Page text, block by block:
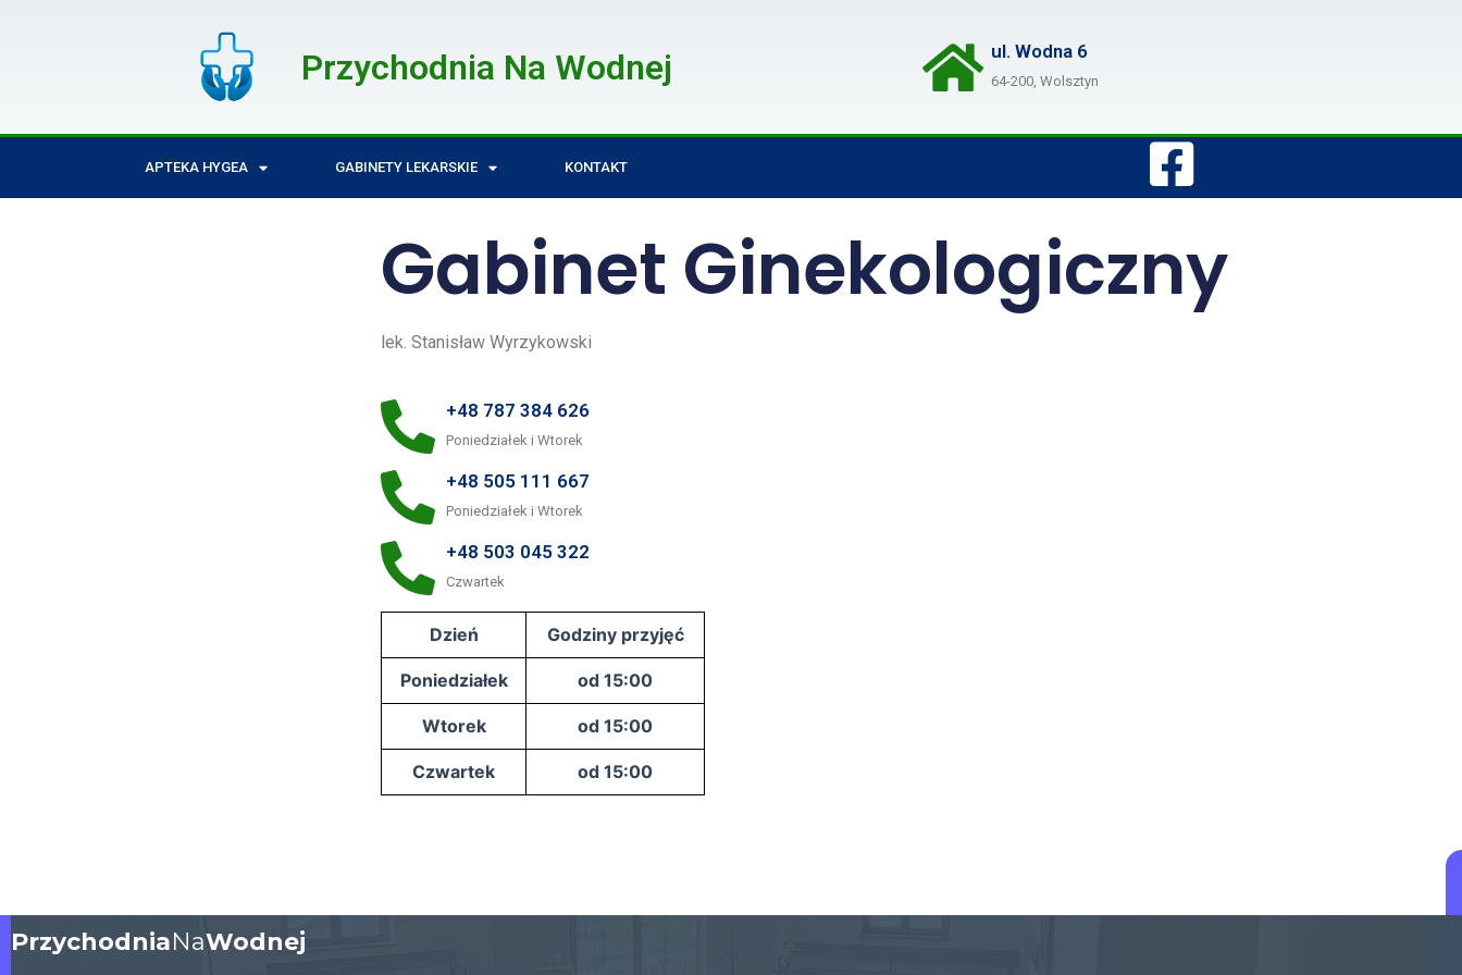
Przychodnia Na Wodnej ul. Wodna 6
64-200, Wolsztyn
APTEKA HYGEA GABINETY LEKARSKIE KONTAKT
Gabinet Ginekologiczny
lek. Stanisław Wyrzykowski
+48 787 384 626
Poniedziałek i Wtorek
+48 505 111 667
Poniedziałek i Wtorek
+48 503 045 322
Czwartek
Dzień Godziny przyjęć
Poniedziałek od 15:00
Wtorek od 15:00
Czwartek od 15:00
PrzychodniaNaWodnej